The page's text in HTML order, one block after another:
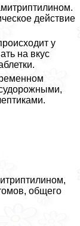
действие
у
на вкус
общего